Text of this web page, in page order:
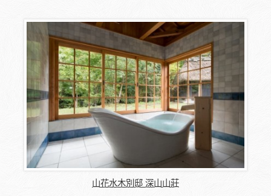
山花水木別邸 深山山莊